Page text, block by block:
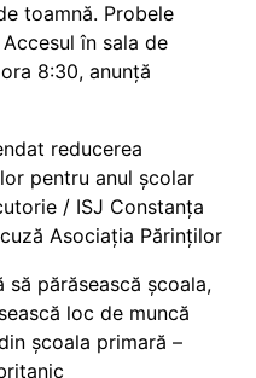
toamnă. Probele
în sala de
8:30, anunță
reducerea
pentru anul școlar
/ ISJ Constanța
Asociația Părinților
părăsească școala,
loc de muncă
școala primară –